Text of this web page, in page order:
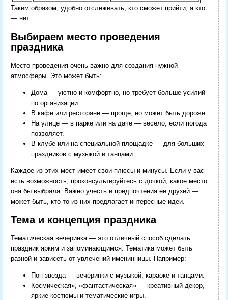
Таким образом, удобно отслеживать, кто сможет прийти, а кто
— нет.
Выбираем место проведения
праздника
Место проведения очень важно для создания нужной
атмосферы. Это может быть:
Дома — уютно и комфортно, но требует больше усилий
по организации.
В кафе или ресторане — проще, но может быть дороже.
На улице — в парке или на даче — весело, если погода
позволяет.
В клубе или на специальной площадке — для больших
праздников с музыкой и танцами.
Каждое из этих мест имеет свои плюсы и минусы. Если у вас
есть возможность, проконсультируйтесь с дочкой, какое место
она бы выбрала. Важно учесть и предпочтения ее друзей —
может быть, кто-то из них предлагает интересные идеи.
Тема и концепция праздника
Тематическая вечеринка — это отличный способ сделать
праздник ярким и запоминающимся. Тематика может быть
разной и зависеть от увлечений именинницы. Например:
Поп-звезда — вечеринки с музыкой, караоке и танцами.
Космическая», «фантастическая» — креативный декор,
яркие костюмы и тематические игры.